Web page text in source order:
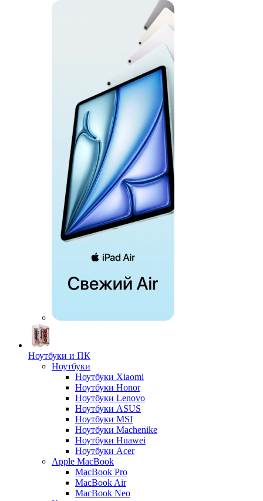
Ноутбуки и ПК
Ноутбуки
Ноутбуки Xiaomi
Ноутбуки Honor
Ноутбуки Lenovo
Ноутбуки ASUS
Ноутбуки MSI
Ноутбуки Machenike
Ноутбуки Huawei
Ноутбуки Acer
Apple MacBook
MacBook Pro
MacBook Air
MacBook Neo